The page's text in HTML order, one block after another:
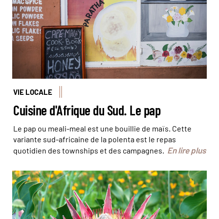
VIE LOCALE
Cuisine d'Afrique du Sud. Le pap
Le pap ou meali-meal est une bouillie de maïs. Cette
variante sud-africaine de la polenta est le repas
quotidien des townships et des campagnes. En lire plus
La protéa, l’un des symboles de l’Afrique du Sud ©
Aminata Konte